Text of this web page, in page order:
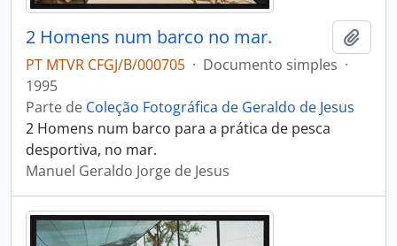
2 Homens num barco no mar.
PT MTVR CFGJ/B/000705 · Documento simples ·
1995
Parte de Coleção Fotográfica de Geraldo de Jesus
2 Homens num barco para a prática de pesca
desportiva, no mar.
Manuel Geraldo Jorge de Jesus